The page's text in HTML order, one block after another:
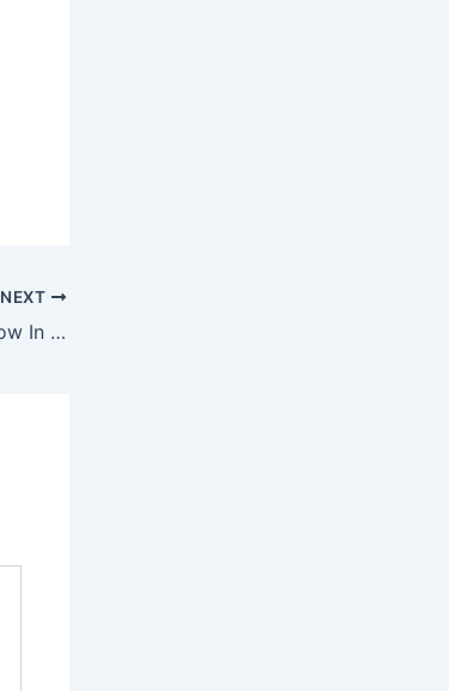
NEXT
Instructions On Precisely How In Order To Be Able To Use Mostbet Software For Android And Even Ios 華暄科技股份有限公司